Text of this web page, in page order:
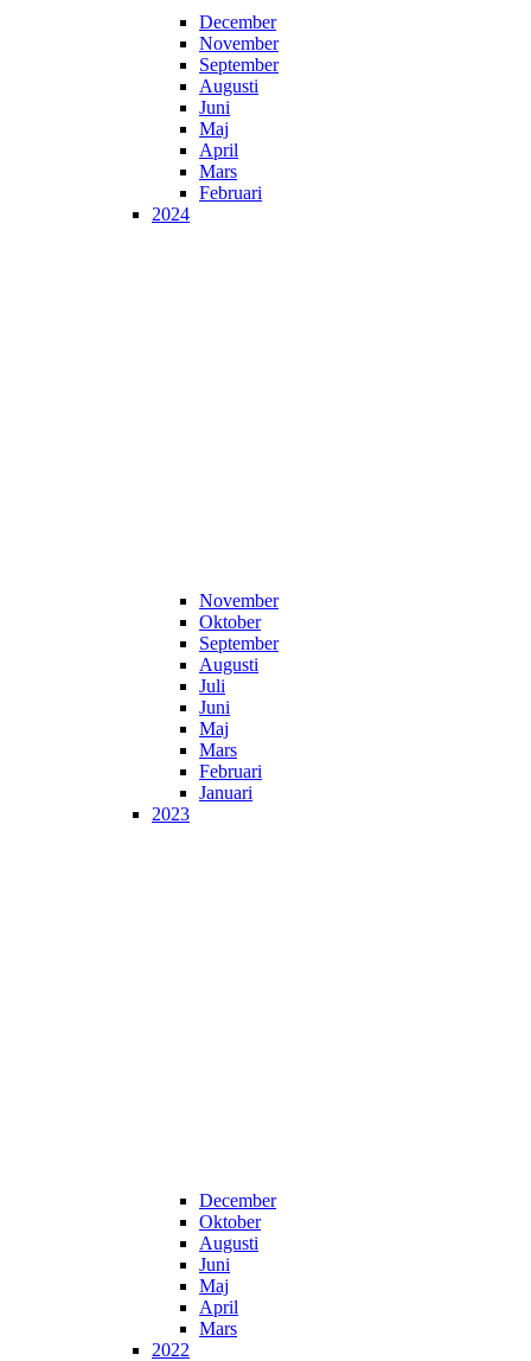
December
November
September
Augusti
Juni
Maj
April
Mars
Februari
2024
November
Oktober
September
Augusti
Juli
Juni
Maj
Mars
Februari
Januari
2023
December
Oktober
Augusti
Juni
Maj
April
Mars
2022